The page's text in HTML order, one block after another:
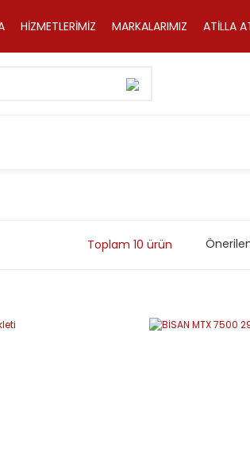
HİZMETLERİMİZ MARKALARIMIZ ATİLLA
Toplam 10 ürün